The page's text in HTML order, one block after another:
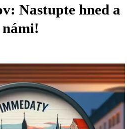
Nastupte hned a